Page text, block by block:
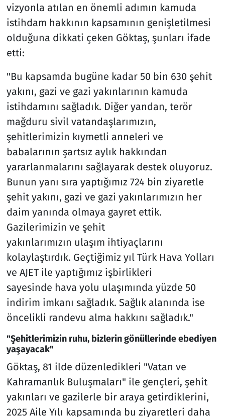
vizyonla atılan en önemli adımın kamuda
istihdam hakkının kapsamının genişletilmesi
olduğuna dikkati çeken Göktaş, şunları ifade
etti:
"Bu kapsamda bugüne kadar 50 bin 630 şehit
yakını, gazi ve gazi yakınlarının kamuda
istihdamını sağladık. Diğer yandan, terör
mağduru sivil vatandaşlarımızın,
şehitlerimizin kıymetli anneleri ve
babalarının şartsız aylık hakkından
yararlanmalarını sağlayarak destek oluyoruz.
Bunun yanı sıra yaptığımız 724 bin ziyaretle
şehit yakını, gazi ve gazi yakınlarımızın her
daim yanında olmaya gayret ettik.
Gazilerimizin ve şehit
yakınlarımızın ulaşım ihtiyaçlarını
kolaylaştırdık. Geçtiğimiz yıl Türk Hava Yolları
ve AJET ile yaptığımız işbirlikleri
sayesinde hava yolu ulaşımında yüzde 50
indirim imkanı sağladık. Sağlık alanında ise
öncelikli randevu alma hakkını sağladık."
"Şehitlerimizin ruhu, bizlerin gönüllerinde ebediyen
yaşayacak"
Göktaş, 81 ilde düzenledikleri "Vatan ve
Kahramanlık Buluşmaları" ile gençleri, şehit
yakınları ve gazilerle bir araya getirdiklerini,
2025 Aile Yılı kapsamında bu ziyaretleri daha